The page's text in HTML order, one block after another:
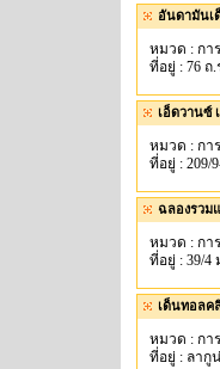
อันดามันเ
หมวด : กา
ที่อยู่ : 76 ถ
เอ็ดวานซ์
หมวด : กา
ที่อยู่ : 209/
ฉลองรวม
หมวด : กา
ที่อยู่ : 39/4
เด็นทอลค
หมวด : กา
ที่อยู่ : ลากู